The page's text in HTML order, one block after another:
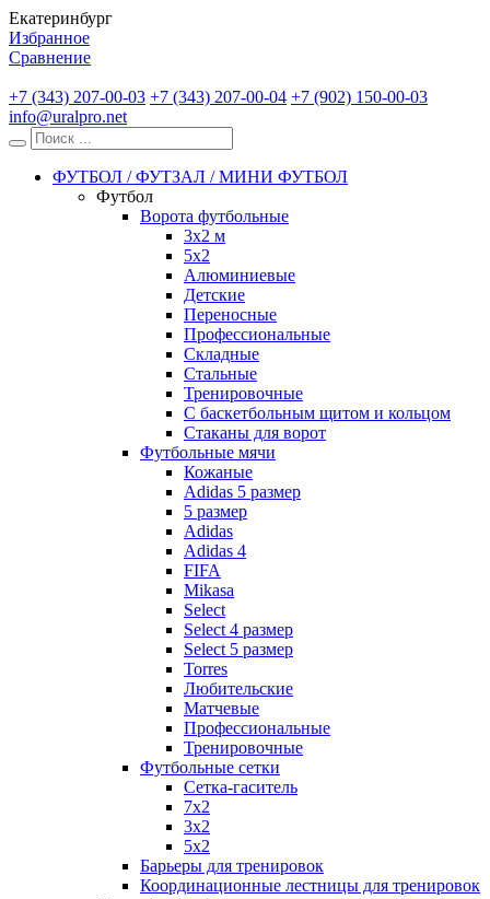
Екатеринбург
Избранное
Сравнение
+7 (343) 207-00-03 +7 (343) 207-00-04 +7 (902) 150-00-03
info@uralpro.net
ФУТБОЛ / ФУТЗАЛ / МИНИ ФУТБОЛ
Футбол
Ворота футбольные
3х2 м
5х2
Алюминиевые
Детские
Переносные
Профессиональные
Складные
Стальные
Тренировочные
С баскетбольным щитом и кольцом
Стаканы для ворот
Футбольные мячи
Кожаные
Adidas 5 размер
5 размер
Adidas
Adidas 4
FIFA
Mikasa
Select
Select 4 размер
Select 5 размер
Torres
Любительские
Матчевые
Профессиональные
Тренировочные
Футбольные сетки
Сетка-гаситель
7x2
3х2
5х2
Барьеры для тренировок
Координационные лестницы для тренировок